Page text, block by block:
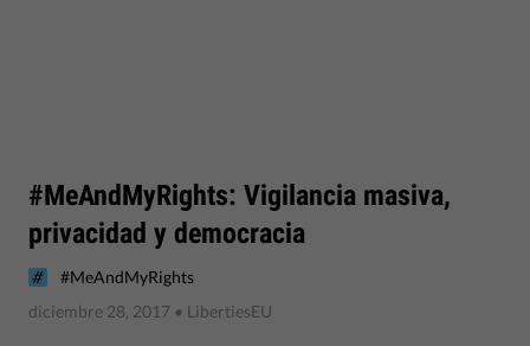
#MeAndMyRights: Vigilancia masiva,
privacidad y democracia
#MeAndMyRights
diciembre 28, 2017 • LibertiesEU